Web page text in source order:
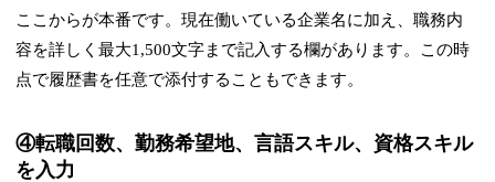
ここからが本番です。現在働いている企業名に加え、職務内
容を詳しく最大1,500文字まで記入する欄があります。この時
点で履歴書を任意で添付することもできます。
④転職回数、勤務希望地、言語スキル、資格スキル
を入力